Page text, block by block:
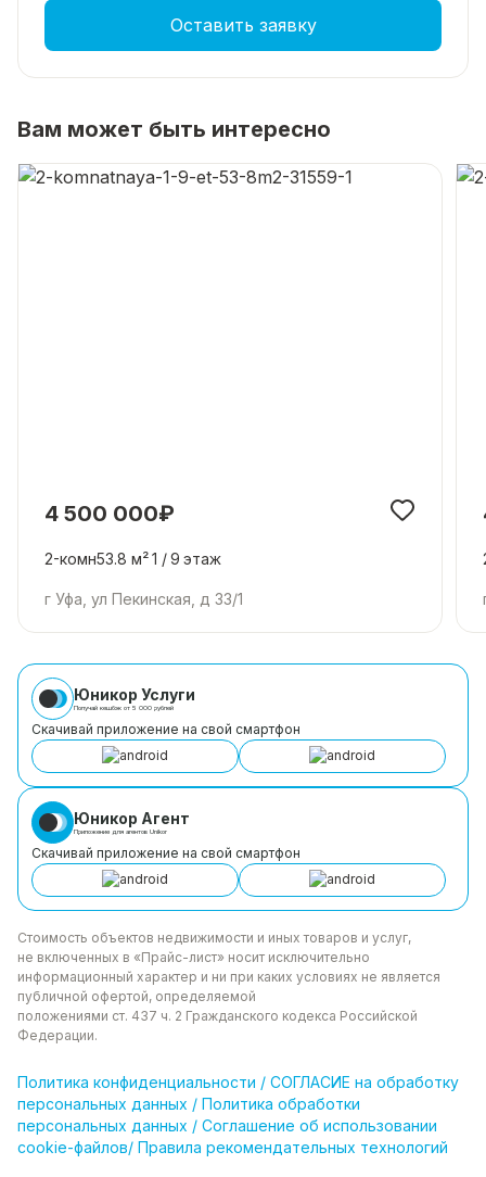
Оставить заявку
Вам может быть интересно
4 500 000₽
2-комн53.8 м²1 /9 этаж
г Уфа, ул Пекинская, д 33/1
Юникор Услуги
Получай кешбэк от 5 000 рублей
Скачивай приложение на свой смартфон
Юникор Агент
Приложение для агентов Unikor
Скачивай приложение на свой смартфон
Стоимость объектов недвижимости и иных товаров и услуг,
не включенных в «Прайс-лист» носит исключительно
информационный характер и ни при каких условиях не является
публичной офертой, определяемой
положениями ст. 437 ч. 2 Гражданского кодекса Российской
Федерации.
Политика конфиденциальности / СОГЛАСИЕ на обработку
персональных данных / Политика обработки
персональных данных / Соглашение об использовании
cookie-файлов/ Правила рекомендательных технологий